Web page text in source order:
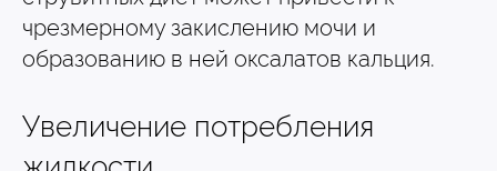
чрезмерному закислению мочи и
образованию в ней оксалатов кальция.
Увеличение потребления